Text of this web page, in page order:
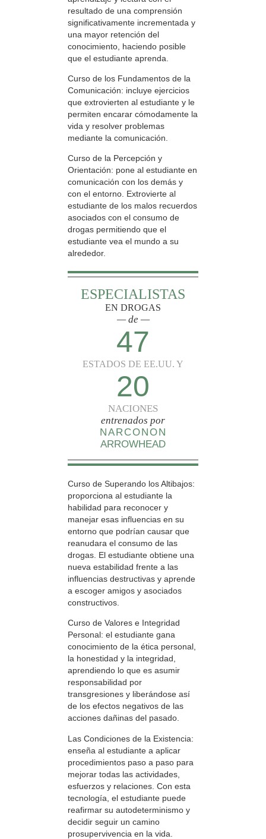
resultado de una comprensión
significativamente incrementada y
una mayor retención del
conocimiento, haciendo posible
que el estudiante aprenda.
Curso de los Fundamentos de la
Comunicación: incluye ejercicios
que extrovierten al estudiante y le
permiten encarar cómodamente la
vida y resolver problemas
mediante la comunicación.
Curso de la Percepción y
Orientación: pone al estudiante en
comunicación con los demás y
con el entorno. Extrovierte al
estudiante de los malos recuerdos
asociados con el consumo de
drogas permitiendo que el
estudiante vea el mundo a su
alrededor.
ESPECIALISTAS
EN DROGAS
— de —
47
ESTADOS DE EE.UU. Y
20
NACIONES
entrenados por
NARCONON
ARROWHEAD
Curso de Superando los Altibajos:
proporciona al estudiante la
habilidad para reconocer y
manejar esas influencias en su
entorno que podrían causar que
reanudara el consumo de las
drogas. El estudiante obtiene una
nueva estabilidad frente a las
influencias destructivas y aprende
a escoger amigos y asociados
constructivos.
Curso de Valores e Integridad
Personal: el estudiante gana
conocimiento de la ética personal,
la honestidad y la integridad,
aprendiendo lo que es asumir
responsabilidad por
transgresiones y liberándose así
de los efectos negativos de las
acciones dañinas del pasado.
Las Condiciones de la Existencia:
enseña al estudiante a aplicar
procedimientos paso a paso para
mejorar todas las actividades,
esfuerzos y relaciones. Con esta
tecnología, el estudiante puede
reafirmar su autodeterminismo y
decidir seguir un camino
prosupervivencia en la vida.